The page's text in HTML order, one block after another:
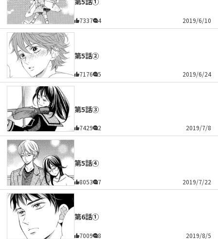
7337 4 2019/6/10
第5話②
7176 5 2019/6/24
第5話③
7429 2 2019/7/8
第5話④
8053 7 2019/7/22
第6話①
7009 8 2019/8/5